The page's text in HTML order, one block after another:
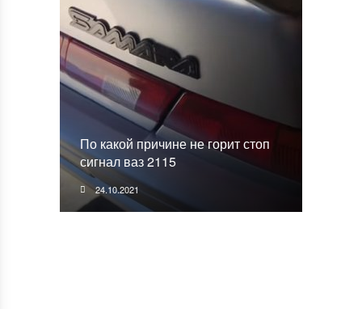
По какой причине не горит стоп
сигнал ваз 2115
24.10.2021